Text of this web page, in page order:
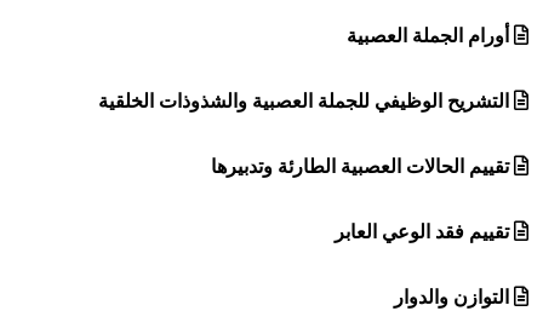
أورام الجملة العصبية
التشريح الوظيفي للجملة العصبية والشذوذات الخلقية
تقييم الحالات العصبية الطارئة وتدبيرها
تقييم فقد الوعي العابر
التوازن والدوار